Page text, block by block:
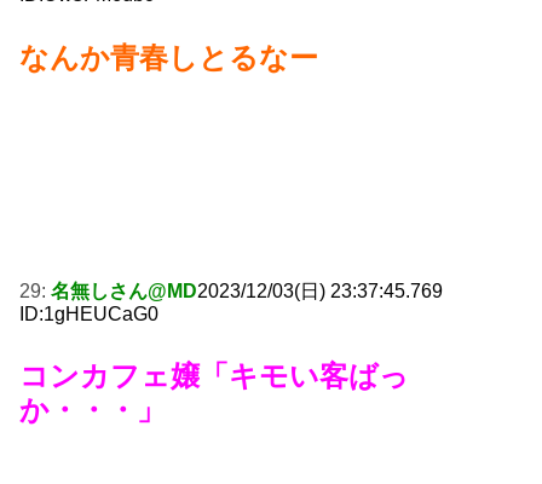
なんか青春しとるなー
29: 名無しさん@MD2023/12/03(日) 23:37:45.769
ID:1gHEUCaG0
コンカフェ嬢「キモい客ばっ
か・・・」